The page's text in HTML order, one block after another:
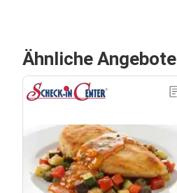
Ähnliche Angebote